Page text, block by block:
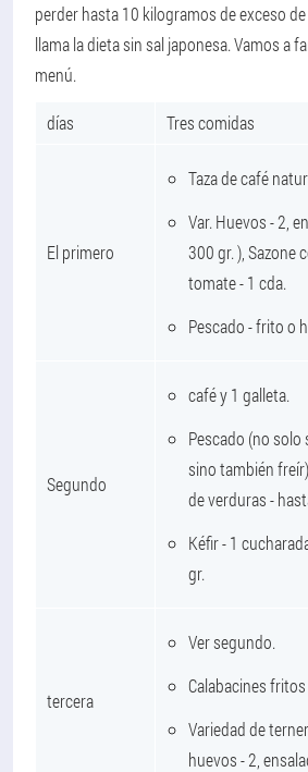
perder hasta 10 kilogramos de exceso
llama la dieta sin sal japonesa. Vamos a
menú.
días Tres comidas
El primero
Taza de café
Var. Huevos - 2,
300 gr. ), Sazone
tomate - 1 cda.
Pescado - frito o
Segundo
café y 1 galleta.
Pescado (no solo
sino también
de verduras -
Kéfir - 1
gr.
tercera
Ver segundo.
Calabacines fritos
Variedad de
huevos - 2,